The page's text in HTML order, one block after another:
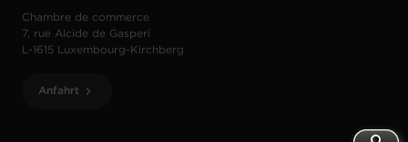
Chambre de commerce
7, rue Alcide de Gasperi
L-1615 Luxembourg-Kirchberg
Anfahrt